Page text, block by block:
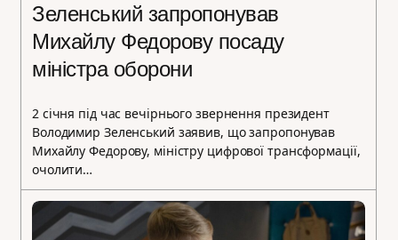
Зеленський запропонував
Михайлу Федорову посаду
міністра оборони
2 січня під час вечірнього звернення президент
Володимир Зеленський заявив, що запропонував
Михайлу Федорову, міністру цифрової трансформації,
очолити…